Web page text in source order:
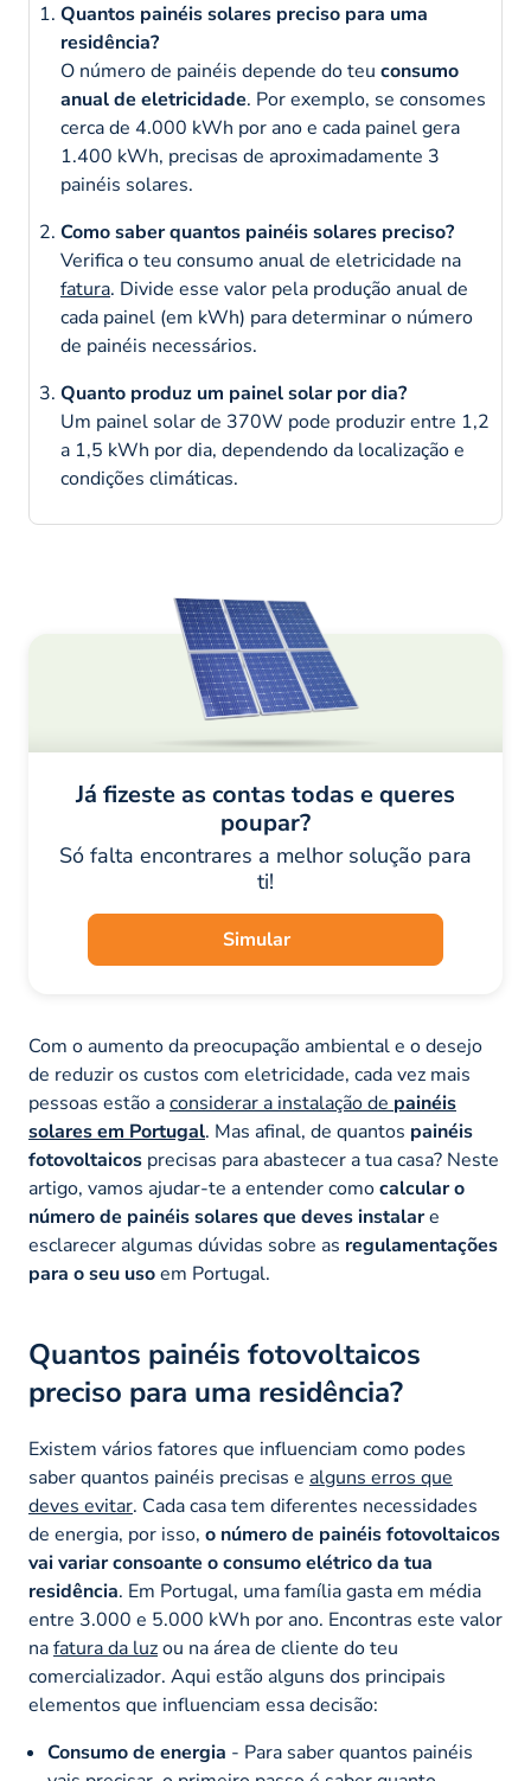
Quantos painéis solares preciso para uma
residência?
O número de painéis depende do teu consumo
anual de eletricidade. Por exemplo, se consomes
cerca de 4.000 kWh por ano e cada painel gera
1.400 kWh, precisas de aproximadamente 3
painéis solares.
Como saber quantos painéis solares preciso?
Verifica o teu consumo anual de eletricidade na
fatura. Divide esse valor pela produção anual de
cada painel (em kWh) para determinar o número
de painéis necessários.
Quanto produz um painel solar por dia?
Um painel solar de 370W pode produzir entre 1,2
a 1,5 kWh por dia, dependendo da localização e
condições climáticas.
Já fizeste as contas todas e queres
poupar?
Só falta encontrares a melhor solução para
ti!
Simular
Com o aumento da preocupação ambiental e o desejo
de reduzir os custos com eletricidade, cada vez mais
pessoas estão aconsiderar a instalação de painéis
solares em Portugal. Mas afinal, de quantos painéis
fotovoltaicos precisas para abastecer a tua casa? Neste
artigo, vamos ajudar-te a entender comocalcular o
número de painéis solares que deves instalare
esclarecer algumas dúvidas sobre as regulamentações
para o seu usoem Portugal.
Quantos painéis fotovoltaicos
preciso para uma residência?
Existem vários fatores que influenciam como podes
saber quantos painéis precisas e alguns erros que
deves evitar. Cada casa tem diferentes necessidades
de energia, por isso, o número de painéis fotovoltaicos
vai variar consoante o consumo elétrico da tua
residência. Em Portugal, uma família gasta em média
entre 3.000 e 5.000 kWh por ano. Encontras este valor
nafatura da luzou na área de cliente do teu
comercializador. Aqui estão alguns dos principais
elementos que influenciam essa decisão:
Consumo de energia - Para saber quantos painéis